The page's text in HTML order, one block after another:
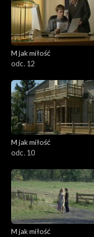
M jak miłość
odc. 12
M jak miłość
odc. 10
M jak miłość